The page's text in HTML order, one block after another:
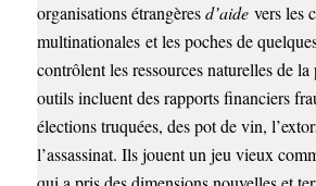
organisations étrangèresd’aide vers les
multinationales et les poches de
contrôlent les ressources naturelles de
outils incluent des rapports financiers
élections truquées, des pot de vin,
l’assassinat. Ils jouent un jeu vieux